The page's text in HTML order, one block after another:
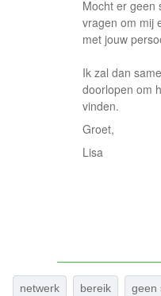
Mocht er geen
vragen om mij
met jouw
Ik zal dan
doorlopen om
vinden.
Groet,
Lisa
netwerk bereik geen